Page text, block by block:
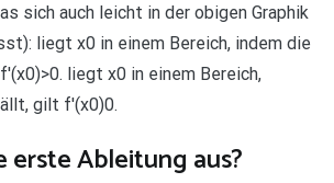
sich auch leicht in der obigen Graphik
liegt x0 in einem Bereich, indem die
liegt x0 in einem Bereich,
gilt f′(x0)0.
erste Ableitung aus?